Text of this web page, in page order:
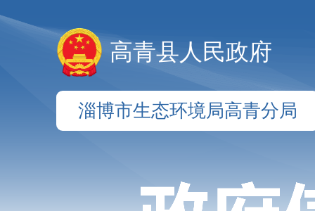
高青县人民政府
淄博市生态环境局高青分局